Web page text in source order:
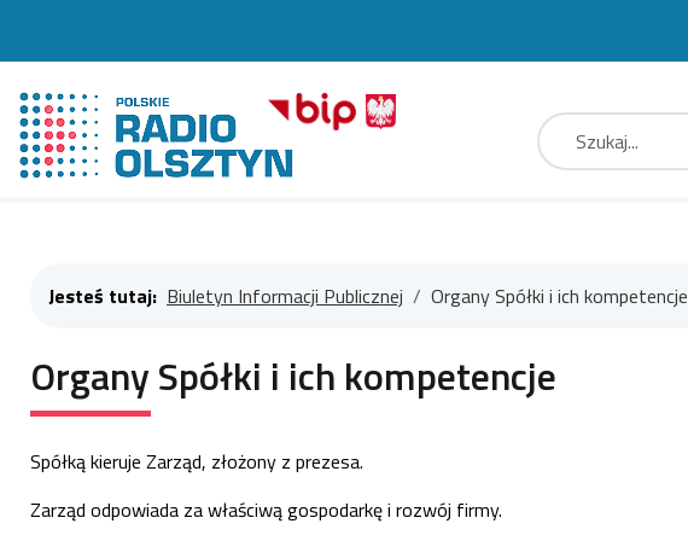
Jesteś tutaj: Biuletyn Informacji Publicznej Organy Spółki i ich kompetencje
Organy Spółki i ich kompetencje
Spółką kieruje Zarząd, złożony z prezesa.
Zarząd odpowiada za właściwą gospodarkę i rozwój firmy.